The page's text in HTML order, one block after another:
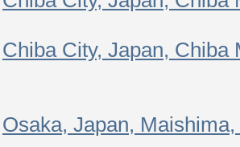
Chiba City, Japan,
Osaka, Japan,